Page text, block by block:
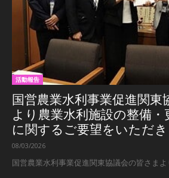
活動報告
国営農業水利事業促進関東
より農業水利施設の整備・
に関するご要望をいただ
08/03/2026
国営農業水利事業促進関東協議会の皆さまよ